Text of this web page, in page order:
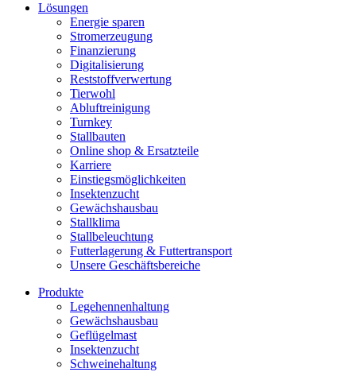
Lösungen
Energie sparen
Stromerzeugung
Finanzierung
Digitalisierung
Reststoffverwertung
Tierwohl
Abluftreinigung
Turnkey
Stallbauten
Online shop & Ersatzteile
Karriere
Einstiegsmöglichkeiten
Insektenzucht
Gewächshausbau
Stallklima
Stallbeleuchtung
Futterlagerung & Futtertransport
Unsere Geschäftsbereiche
Produkte
Legehennenhaltung
Gewächshausbau
Geflügelmast
Insektenzucht
Schweinehaltung